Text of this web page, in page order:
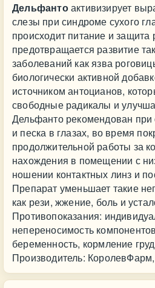
Дельфантоактивизирует
слезы при синдроме сухого
происходит питание и защита
предотвращается развитие
заболеваний как язва
биологически активной
источником антоцианов,
свободные радикалы и
Дельфанто рекомендован
и песка в глазах, во время
продолжительной работы за
нахождения в помещении с
ношении контактных линз и
Препарат уменьшает такие
как рези, жжение, боль и
Противопоказания:
непереносимость
беременность, кормление
Производитель: